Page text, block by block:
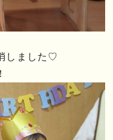
しました♡